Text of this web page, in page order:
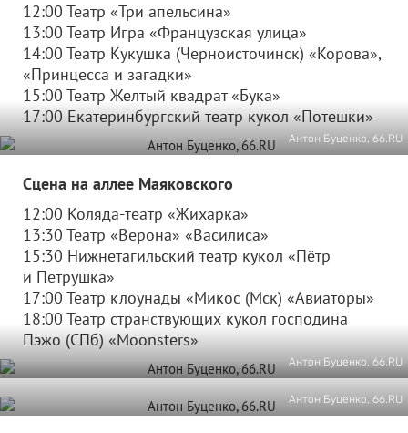
12:00 Театр «Три апельсина»
13:00 Театр Игра «Французская улица»
14:00 Театр Кукушка (Черноисточинск) «Корова»,
«Принцесса и загадки»
15:00 Театр Желтый квадрат «Бука»
17:00 Екатеринбургский театр кукол «Потешки»
Антон Буценко, 66.RU
Сцена на аллее Маяковского
12:00 Коляда-театр «Жихарка»
13:30 Театр «Верона» «Василиса»
15:30 Нижнетагильский театр кукол «Пётр
и Петрушка»
17:00 Театр клоунады «Микос (Мск) «Авиаторы»
18:00 Театр странствующих кукол господина
Пэжо (СПб) «Moonsters»
Антон Буценко, 66.RU
Антон Буценко, 66.RU